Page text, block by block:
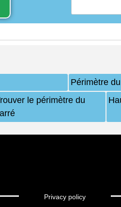
Périmètre
le périmètre du
Privacy policy